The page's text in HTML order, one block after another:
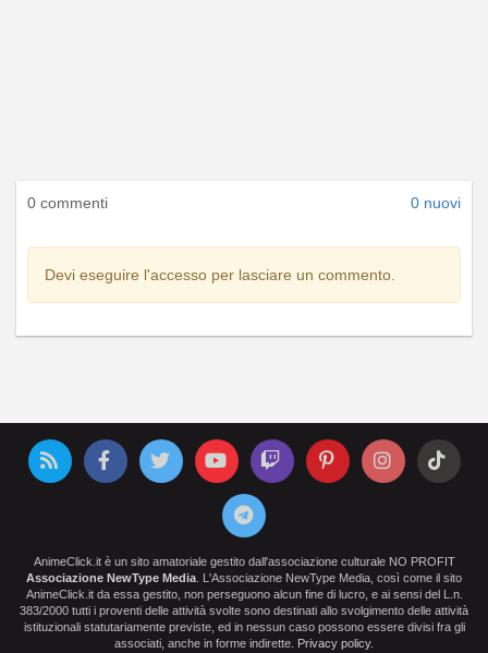
0 commenti 0 nuovi
Devi eseguire l'accesso per lasciare un commento.
AnimeClick.it è un sito amatoriale gestito dall'associazione culturale NO PROFIT
Associazione NewType Media . L'Associazione NewType Media, così come il sito
AnimeClick.it da essa gestito, non perseguono alcun fine di lucro, e ai sensi del L.n.
383/2000 tutti i proventi delle attività svolte sono destinati allo svolgimento delle attività
istituzionali statutariamente previste, ed in nessun caso possono essere divisi fra gli
associati, anche in forme indirette. Privacy policy.